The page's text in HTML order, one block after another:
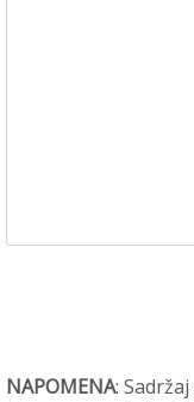
NAPOMENA: